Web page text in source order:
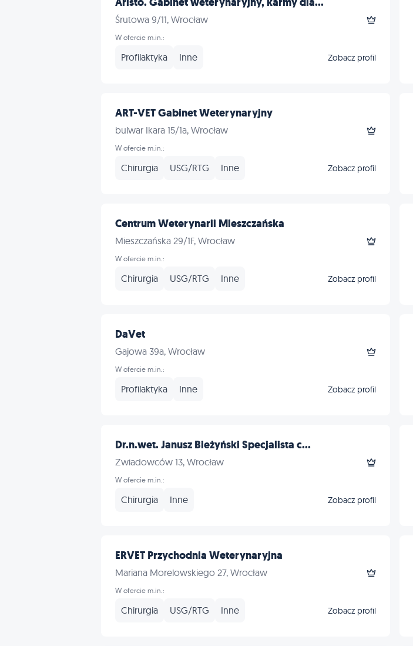
Śrutowa 9/11, Wrocław
W ofercie m.in.:
Profilaktyka Inne Zobacz profil
ART-VET Gabinet Weterynaryjny
bulwar Ikara 15/1a, Wrocław
W ofercie m.in.:
Chirurgia USG/RTG Inne Zobacz profil
Centrum Weterynarii Mieszczańska
Mieszczańska 29/1F, Wrocław
W ofercie m.in.:
Chirurgia USG/RTG Inne Zobacz profil
DaVet
Gajowa 39a, Wrocław
W ofercie m.in.:
Profilaktyka Inne Zobacz profil
Dr.n.wet. Janusz Bieżyński Specjalista c...
Zwiadowców 13, Wrocław
W ofercie m.in.:
Chirurgia Inne Zobacz profil
ERVET Przychodnia Weterynaryjna
Mariana Morelowskiego 27, Wrocław
W ofercie m.in.:
Chirurgia USG/RTG Inne Zobacz profil